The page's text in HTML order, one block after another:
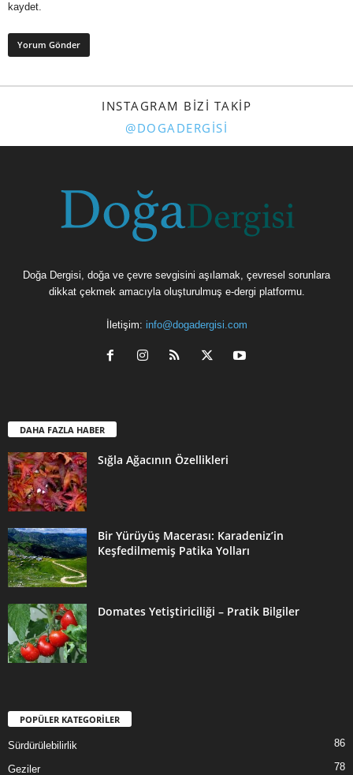
kaydet.
INSTAGRAM BIZI TAKIP
@DOGADERGISI
Doğa Dergisi, doğa ve çevre sevgisini aşılamak, çevresel sorunlara
dikkat çekmek amacıyla oluşturulmuş e-dergi platformu.
İletişim: info@dogadergisi.com
DAHA FAZLA HABER
Sığla Ağacının Özellikleri
Bir Yürüyüş Macerası: Karadeniz’in
Keşfedilmemiş Patika Yolları
Domates Yetiştiriciliği – Pratik Bilgiler
POPÜLER KATEGORİLER
Sürdürülebilirlik 86
Geziler 78